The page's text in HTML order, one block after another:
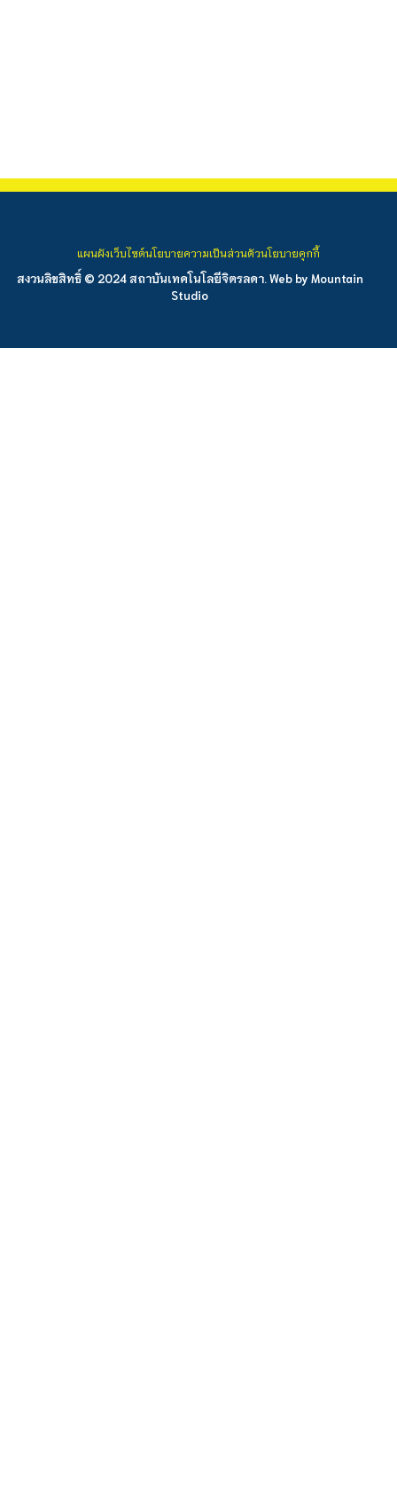
สงวนลิขสิทธิ์ © 2024 สถาบันเทคโนโลยีจิตรลดา. Web by Mountain
Studio
แผนผังเว็บไซต์นโยบายความเป็นส่วนตัวนโยบายคุกกี้